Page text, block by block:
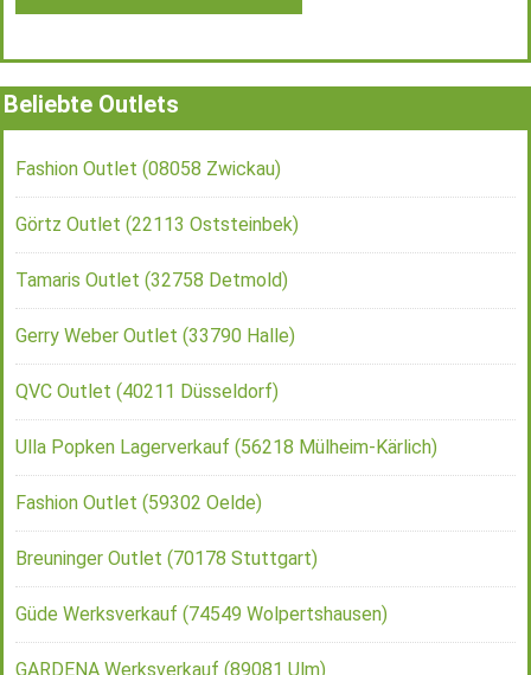
Beliebte Outlets
Fashion Outlet (08058 Zwickau)
Görtz Outlet (22113 Oststeinbek)
Tamaris Outlet (32758 Detmold)
Gerry Weber Outlet (33790 Halle)
QVC Outlet (40211 Düsseldorf)
Ulla Popken Lagerverkauf (56218 Mülheim-Kärlich)
Fashion Outlet (59302 Oelde)
Breuninger Outlet (70178 Stuttgart)
Güde Werksverkauf (74549 Wolpertshausen)
GARDENA Werksverkauf (89081 Ulm)